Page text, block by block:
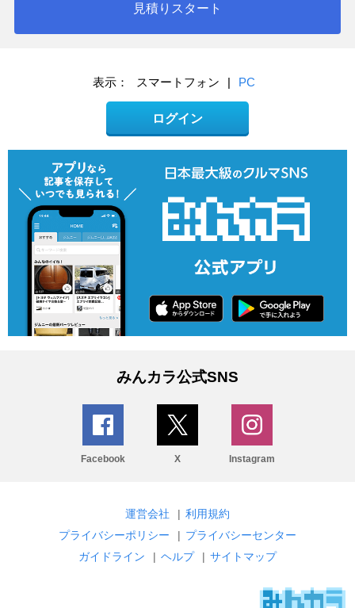
見積りスタート
表示： スマートフォン | PC
ログイン
みんカラ公式SNS
Facebook X Instagram
運営会社 | 利用規約
プライバシーポリシー
| プライバシーセンター
ガイドライン
| ヘルプ | サイトマップ